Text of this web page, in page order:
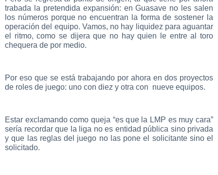
trabada la pretendida expansión: en Guasave no les salen
los números porque no encuentran la forma de sostener la
operación del equipo. Vamos, no hay liquidez para aguantar
el ritmo, como se dijera que no hay quien le entre al toro
chequera de por medio.
Por eso que se está trabajando por ahora en dos proyectos
de roles de juego: uno con diez y otra con nueve equipos.
Estar exclamando como queja “es que la LMP es muy cara”
sería recordar que la liga no es entidad pública sino privada
y que las reglas del juego no las pone el solicitante sino el
solicitado.